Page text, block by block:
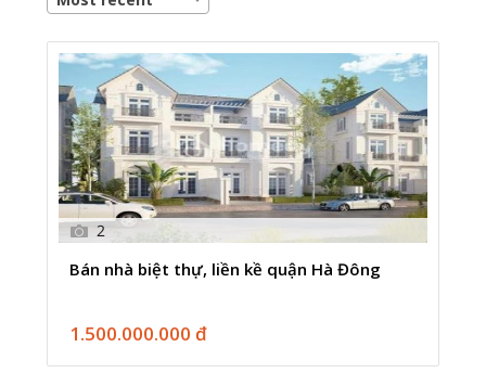
2
Bán nhà biệt thự, liền kề quận Hà Đông
1.500.000.000 đ